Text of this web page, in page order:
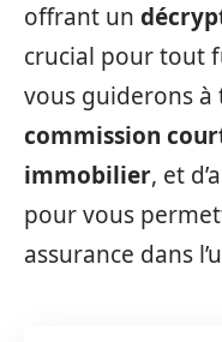
offrant un
crucial pour tout
vous guiderons à
commission
immobilier, et
pour vous
assurance dans